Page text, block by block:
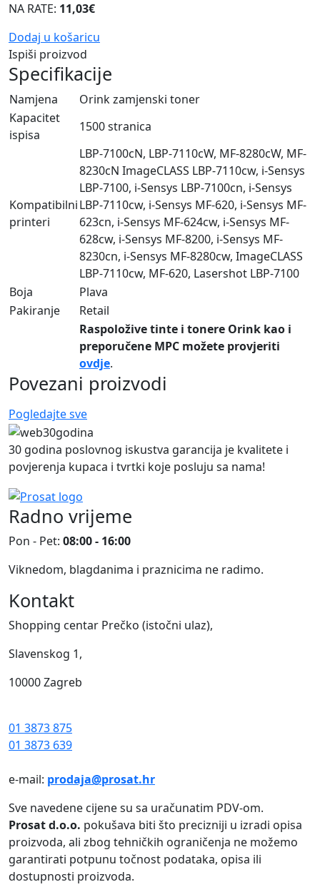
NA RATE: 11,03€
Dodaj u košaricu
Ispiši proizvod
Specifikacije
Namjena
Orink zamjenski toner
Kapacitet
ispisa
1500 stranica
Kompatibilni
printeri
LBP-7100cN, LBP-7110cW, MF-8280cW, MF-
8230cN ImageCLASS LBP-7110cw, i-Sensys
LBP-7100, i-Sensys LBP-7100cn, i-Sensys
LBP-7110cw, i-Sensys MF-620, i-Sensys MF-
623cn, i-Sensys MF-624cw, i-Sensys MF-
628cw, i-Sensys MF-8200, i-Sensys MF-
8230cn, i-Sensys MF-8280cw, ImageCLASS
LBP-7110cw, MF-620, Lasershot LBP-7100
Boja
Plava
Pakiranje
Retail
Raspoložive tinte i tonere Orink kao i
preporučene MPC možete provjeriti
ovdje.
Povezani proizvodi
Pogledajte sve
30 godina poslovnog iskustva garancija je kvalitete i
povjerenja kupaca i tvrtki koje posluju sa nama!
Radno vrijeme
Pon - Pet: 08:00 - 16:00
Viknedom, blagdanima i praznicima ne radimo.
Kontakt
Shopping centar Prečko (istočni ulaz),
Slavenskog 1,
10000 Zagreb
01 3873 875
01 3873 639
e-mail: prodaja@prosat.hr
Sve navedene cijene su sa uračunatim PDV-om.
Prosat d.o.o. pokušava biti što precizniji u izradi opisa
proizvoda, ali zbog tehničkih ograničenja ne možemo
garantirati potpunu točnost podataka, opisa ili
dostupnosti proizvoda.